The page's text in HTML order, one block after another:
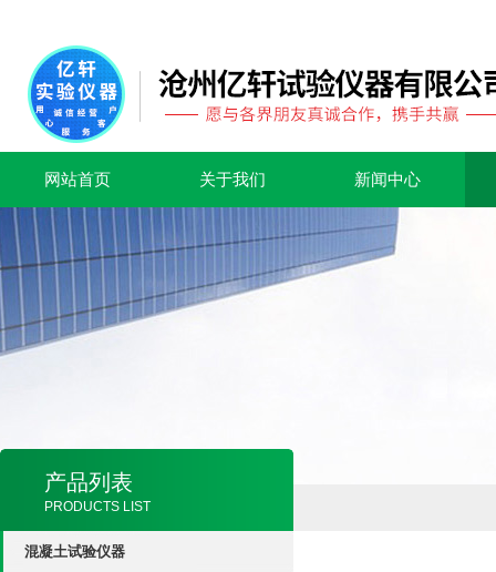
网站首页 关于我们 新闻中心
产品列表
PRODUCTS LIST
混凝土试验仪器